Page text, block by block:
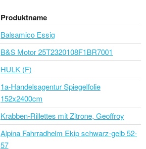
Produktname
Balsamico Essig
B&S Motor 25T2320108F1BR7001
HULK (F)
1a-Handelsagentur Spiegelfolie
152x2400cm
Krabben-Rillettes mit Zitrone, Geoffroy
Alpina Fahrradhelm Ekip schwarz-gelb 52-
57